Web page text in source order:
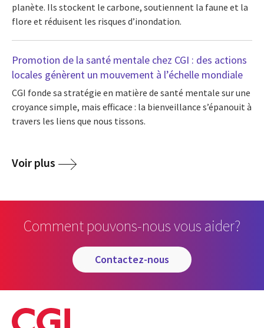
planète. Ils stockent le carbone, soutiennent la faune et la
flore et réduisent les risques d’inondation.
Promotion de la santé mentale chez CGI : des actions
locales génèrent un mouvement à l’échelle mondiale
CGI fonde sa stratégie en matière de santé mentale sur une
croyance simple, mais efficace : la bienveillance s’épanouit à
travers les liens que nous tissons.
Voir plus
Comment pouvons-nous vous aider?
contactez-nous